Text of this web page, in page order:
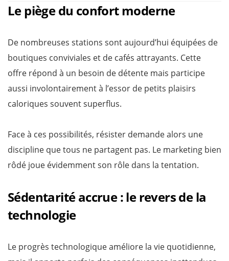
Le piège du confort moderne
De nombreuses stations sont aujourd’hui équipées de
boutiques conviviales et de cafés attrayants. Cette
offre répond à un besoin de détente mais participe
aussi involontairement à l’essor de petits plaisirs
caloriques souvent superflus.
Face à ces possibilités, résister demande alors une
discipline que tous ne partagent pas. Le marketing bien
rôdé joue évidemment son rôle dans la tentation.
Sédentarité accrue : le revers de la
technologie
Le progrès technologique améliore la vie quotidienne,